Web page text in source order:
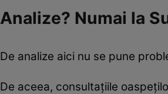
Analize? Numai la
De analize aici nu se pune
De aceea, consultaţiile